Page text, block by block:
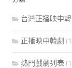
台灣正播映中韓
正播映中韓劇
熱門戲劇列表